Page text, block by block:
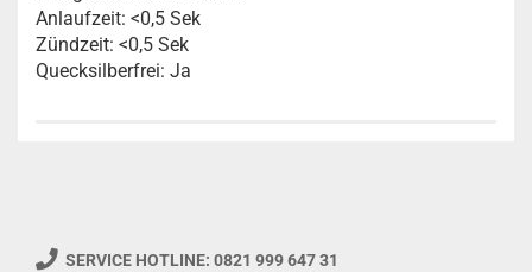
Anlaufzeit: <0,5 Sek
Zündzeit: <0,5 Sek
Quecksilberfrei: Ja
SERVICE HOTLINE: 0821 999 647 31